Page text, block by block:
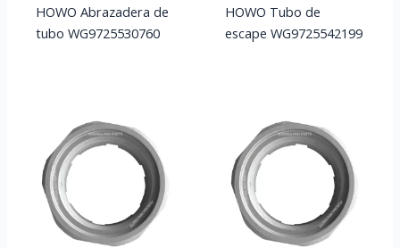
HOWO Abrazadera de
tubo WG9725530760
HOWO Tubo de
escape WG9725542199